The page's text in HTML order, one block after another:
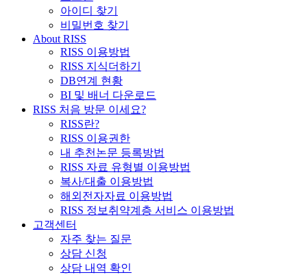
아이디 찾기
비밀번호 찾기
About RISS
RISS 이용방법
RISS 지식더하기
DB연계 현황
BI 및 배너 다운로드
RISS 처음 방문 이세요?
RISS란?
RISS 이용권한
내 추천논문 등록방법
RISS 자료 유형별 이용방법
복사/대출 이용방법
해외전자자료 이용방법
RISS 정보취약계층 서비스 이용방법
고객센터
자주 찾는 질문
상담 신청
상담 내역 확인